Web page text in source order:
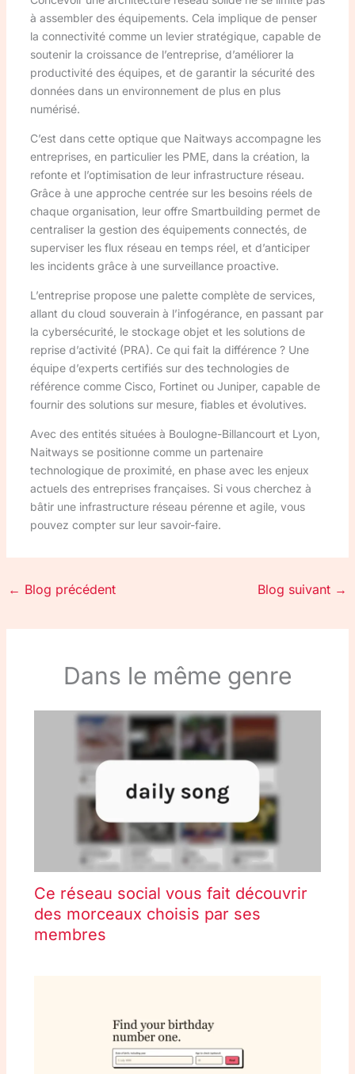
à assembler des équipements. Cela implique de penser
la connectivité comme un levier stratégique, capable de
soutenir la croissance de l’entreprise, d’améliorer la
productivité des équipes, et de garantir la sécurité des
données dans un environnement de plus en plus
numérisé.
C’est dans cette optique que Naitways accompagne les
entreprises, en particulier les PME, dans la création, la
refonte et l’optimisation de leur infrastructure réseau.
Grâce à une approche centrée sur les besoins réels de
chaque organisation, leur offre Smartbuilding permet de
centraliser la gestion des équipements connectés, de
superviser les flux réseau en temps réel, et d’anticiper
les incidents grâce à une surveillance proactive.
L’entreprise propose une palette complète de services,
allant du cloud souverain à l’infogérance, en passant par
la cybersécurité, le stockage objet et les solutions de
reprise d’activité (PRA). Ce qui fait la différence ? Une
équipe d’experts certifiés sur des technologies de
référence comme Cisco, Fortinet ou Juniper, capable de
fournir des solutions sur mesure, fiables et évolutives.
Avec des entités situées à Boulogne-Billancourt et Lyon,
Naitways se positionne comme un partenaire
technologique de proximité, en phase avec les enjeux
actuels des entreprises françaises. Si vous cherchez à
bâtir une infrastructure réseau pérenne et agile, vous
pouvez compter sur leur savoir-faire.
← Blog précédent Blog suivant →
Dans le même genre
Ce réseau social vous fait découvrir
des morceaux choisis par ses
membres